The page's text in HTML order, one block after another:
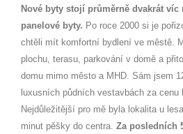
Nové byty stojí průměrně dvakrát víc
panelové byty. Po roce 2000 si je
chtěli mít komfortní bydlení ve městě.
plochu, terasu, parkování v domě a
domu mimo město a MHD. Sám jsem
luxusních půdních vestavbách za cenu
Nejdůležitější pro mě byla lokalita u
minut pěšky do centra. Za posledních